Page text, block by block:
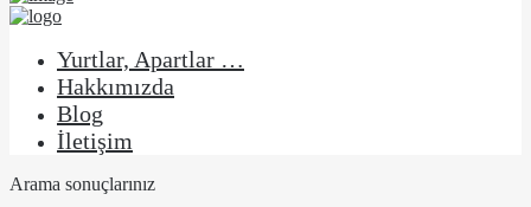
Yurtlar, Apartlar …
Hakkımızda
Blog
İletişim
Arama sonuçlarınız